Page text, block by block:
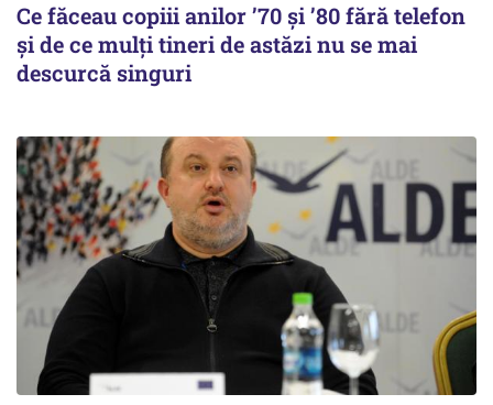
Ce făceau copiii anilor ’70 și ’80 fără telefon
și de ce mulți tineri de astăzi nu se mai
descurcă singuri